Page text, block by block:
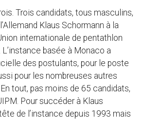
Trois candidats, tous masculins,
Klaus Schormann à la
internationale de pentathlon
L’instance basée à Monaco a
des postulants, pour le poste
pour les nombreuses autres
tout, pas moins de 65 candidats,
Pour succéder à Klaus
de l’instance depuis 1993 mais